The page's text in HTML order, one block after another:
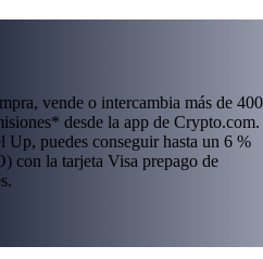
vende o intercambia más de 400
desde la app de Crypto.com.
Up, puedes conseguir hasta un 6 %
con la tarjeta Visa prepago de